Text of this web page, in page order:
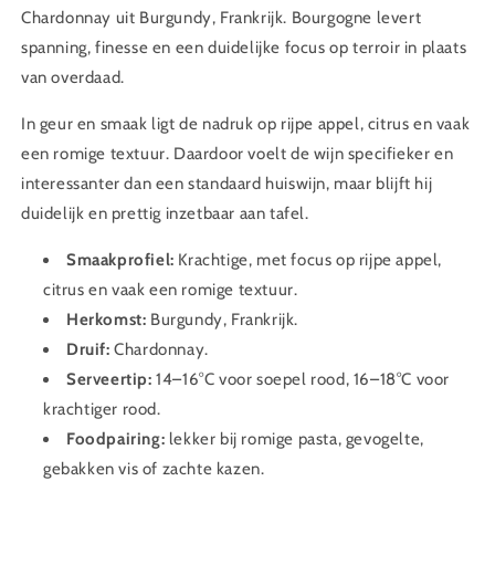
Chardonnay uit Burgundy, Frankrijk. Bourgogne levert
spanning, finesse en een duidelijke focus op terroir in plaats
van overdaad.
In geur en smaak ligt de nadruk op rijpe appel, citrus en vaak
een romige textuur. Daardoor voelt de wijn specifieker en
interessanter dan een standaard huiswijn, maar blijft hij
duidelijk en prettig inzetbaar aan tafel.
Smaakprofiel: Krachtige, met focus op rijpe appel,
citrus en vaak een romige textuur.
Herkomst: Burgundy, Frankrijk.
Druif: Chardonnay.
Serveertip: 14–16°C voor soepel rood, 16–18°C voor
krachtiger rood.
Foodpairing: lekker bij romige pasta, gevogelte,
gebakken vis of zachte kazen.